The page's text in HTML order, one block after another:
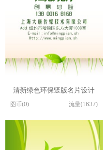
清新绿色环保竖版名片设计
图币(0) 流量(1637)